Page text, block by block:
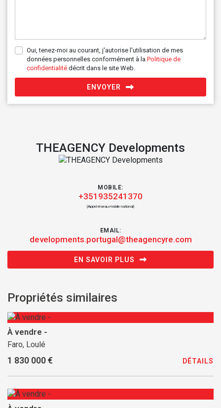
Oui, tenez-moi au courant, j'autorise l'utilisation de mes
données personnelles conformément à la Politique de
confidentialité décrit dans le site Web.
ENVOYER
THEAGENCY Developments
MOBILE:
+351935241370
(Appel réseau mobile national)
EMAIL:
developments.portugal@theagencyre.com
EN SAVOIR PLUS
Propriétés similaires
À vendre -
Faro, Loulé
1 830 000 € DÉTAILS